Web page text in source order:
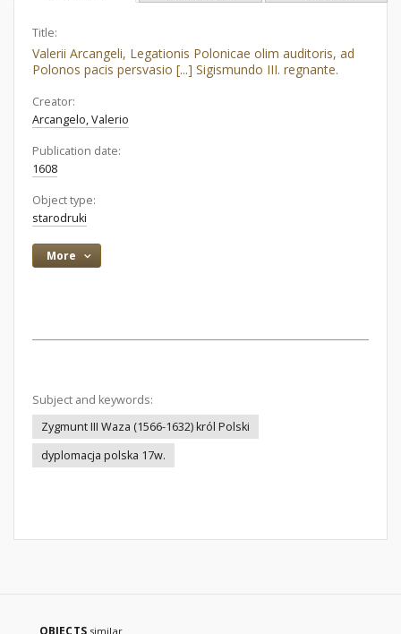
Title:
Valerii Arcangeli, Legationis Polonicae olim auditoris, ad
Polonos pacis persvasio [...] Sigismundo III. regnante.
Creator:
Arcangelo, Valerio
Publication date:
1608
Object type:
starodruki
More
Subject and keywords:
Zygmunt III Waza (1566-1632) król Polski
dyplomacja polska 17w.
OBJECTS similar